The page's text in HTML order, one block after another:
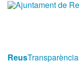
ReusTransparència